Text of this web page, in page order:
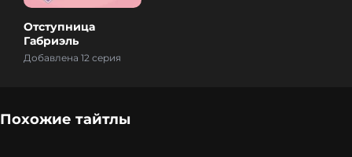
Отступница
Габриэль
Добавлена 12 серия
Похожие тайтлы